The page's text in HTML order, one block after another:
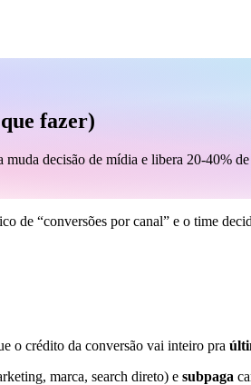
fazer)
decisão de mídia e libera 20-40%
“conversões por canal” e o time
o crédito da conversão vai inteiro pra
marca, search direto) e subpaga